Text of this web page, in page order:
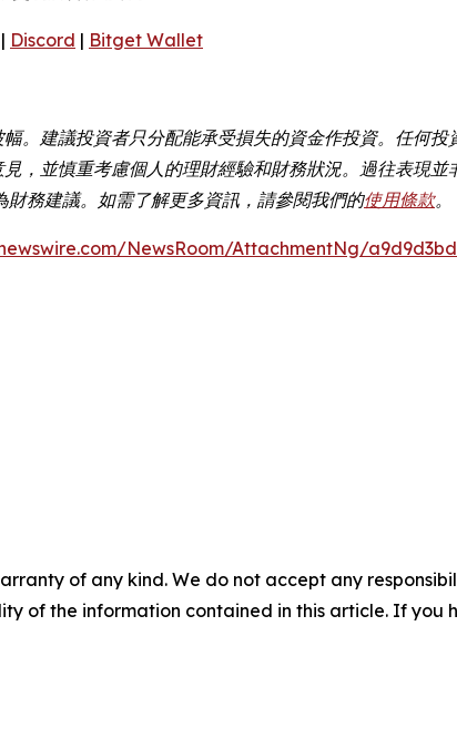
| Discord | Bitget Wallet
。建議投資者只分配能承受損失的資金作投資。任何
，並慎重考慮個人的理財經驗和財務狀況。過往表現
務建議。如需了解更多資訊，請參閱我們的使用條款。
NewsRoom/AttachmentNg/
of any kind. We do not accept any
of the information contained in this article. If you